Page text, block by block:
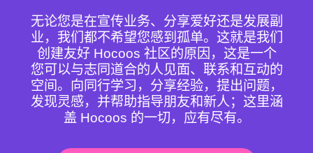
无论您是在宣传业务、分享爱好还是发展副
业，我们都不希望您感到孤单。这就是我们
创建友好 Hocoos 社区的原因，这是一个
您可以与志同道合的人见面、联系和互动的
空间。
向同行学习，分享经验，提出问题，
发现灵感，并帮助指导朋友和新人；这里涵
盖 Hocoos 的一切，应有尽有。